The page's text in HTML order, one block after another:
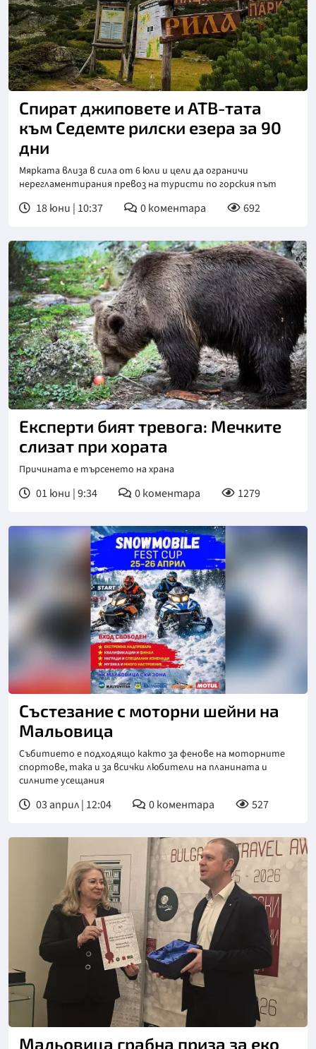
Спират джиповете и АТВ-тата
към Седемте рилски езера за 90
дни
Мярката влиза в сила от 6 юли и цели да ограничи
нерегламентирания превоз на туристи по горския път
18 юни | 10:37 0коментара 692
Експерти бият тревога: Мечките
слизат при хората
Причината е търсенето на храна
01 юни | 9:34 0коментара 1279
Състезание с моторни шейни на
Мальовица
Събитието е подходящо както за фенове на моторните
спортове, така и за всички любители на планината и
силните усещания
03 април | 12:04 0коментара 527
Снимка: Травълнюз
Мальовица грабна приза за еко